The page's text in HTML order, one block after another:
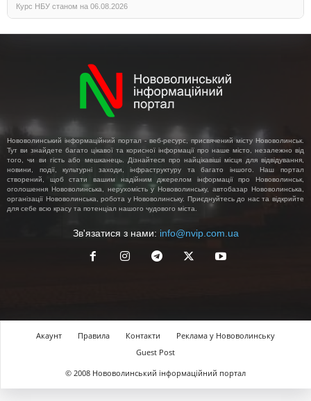
Курс НБУ станом на 06.08.2026
Нововолинський інформаційний портал - веб-ресурс, присвячений місту Нововолинськ.
Тут ви знайдете багато цікавої та корисної інформації про наше місто, незалежно від
того, чи ви гість або мешканець. Дізнайтеся про найцікавіші місця для відвідування,
новини, події, культурні заходи, інфраструктуру та багато іншого. Наш портал
створений, щоб стати вашим надійним джерелом інформації про Нововолинськ,
оголошення Нововолинська, нерухомість у Нововолинську, автобазар Нововолинська,
організації Нововолинська, робота у Нововолинську. Приєднуйтесь до нас та відкрийте
для себе всю красу та потенціал нашого чудового міста.
Зв'язатися з нами: info@nvip.com.ua
Акаунт Правила Контакти
Реклама у Нововолинську
Guest Post
© 2008 Нововолинський інформаційний портал